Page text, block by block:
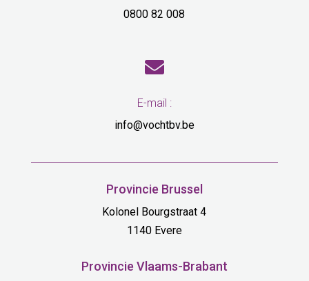
0800 82 008

E-mail :
info@vochtbv.be
Provincie Brussel
Kolonel Bourgstraat 4
1140 Evere
Provincie Vlaams-Brabant